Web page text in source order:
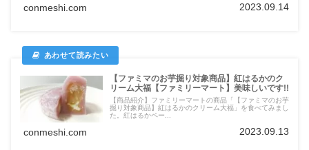
conmeshi.com 2023.09.14
【ファミマのお芋掘り対象商品】紅はるかのク
リーム大福【ファミリーマート】美味しいです!!
【商品紹介】ファミリーマートの商品「【ファミマのお芋
掘り対象商品】紅はるかのクリーム大福」を食べてみまし
た。紅はるかペー...
conmeshi.com 2023.09.13